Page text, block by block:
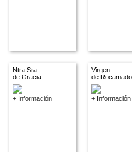
Ntra Sra.
de Gracia
+ Información
Virgen
de
+ Información